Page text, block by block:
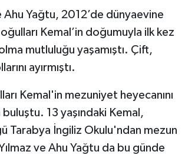
Ahu Yağtu, 2012’de dünyaevine
oğulları Kemal’in doğumuyla ilk kez
mutluluğu yaşamıştı. Çift,
ayırmıştı.
Kemal'in mezuniyet heyecanını
13 yaşındaki Kemal,
Tarabya İngiliz Okulu'ndan mezun
ve Ahu Yağtu da bu günde